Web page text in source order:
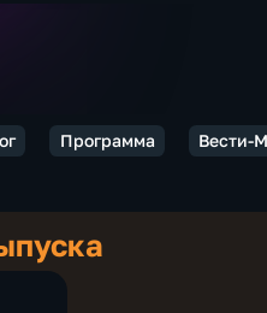
Программа Вести-